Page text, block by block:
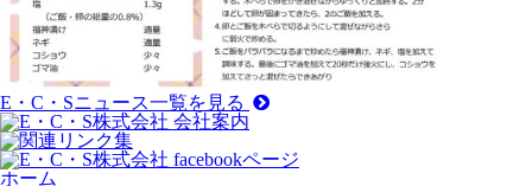
E・C・Sニュース一覧を見る
ホーム